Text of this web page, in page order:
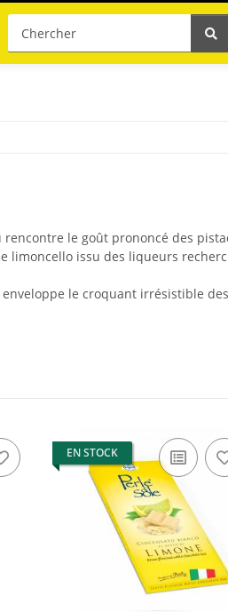
le goût prononcé des
issu des liqueurs
le croquant irrésistible
EN STOCK